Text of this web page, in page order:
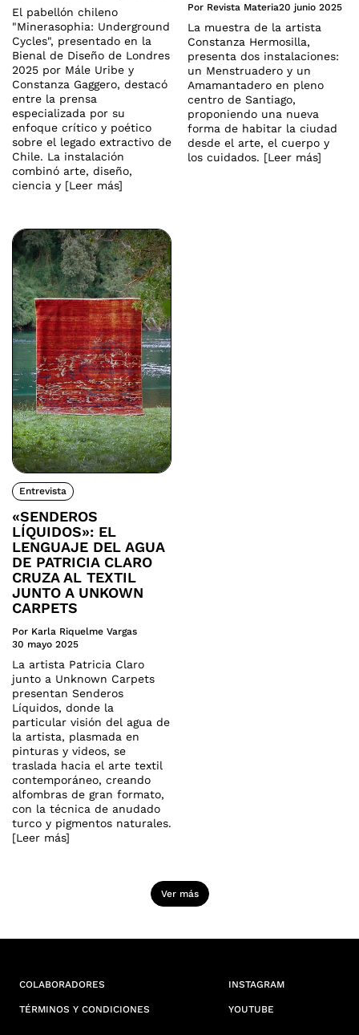
El pabellón chileno
"Minerasophia: Underground
Cycles", presentado en la
Bienal de Diseño de Londres
2025 por Mále Uribe y
Constanza Gaggero, destacó
entre la prensa
especializada por su
enfoque crítico y poético
sobre el legado extractivo de
Chile. La instalación
combinó arte, diseño,
ciencia y [Leer más]
Por Revista Materia20 junio 2025
La muestra de la artista
Constanza Hermosilla,
presenta dos instalaciones:
un Menstruadero y un
Amamantadero en pleno
centro de Santiago,
proponiendo una nueva
forma de habitar la ciudad
desde el arte, el cuerpo y
los cuidados. [Leer más]
Entrevista
«SENDEROS
LÍQUIDOS»: EL
LENGUAJE DEL AGUA
DE PATRICIA CLARO
CRUZA AL TEXTIL
JUNTO A UNKOWN
CARPETS
Por Karla Riquelme Vargas
30 mayo 2025
La artista Patricia Claro
junto a Unknown Carpets
presentan Senderos
Líquidos, donde la
particular visión del agua de
la artista, plasmada en
pinturas y videos, se
traslada hacia el arte textil
contemporáneo, creando
alfombras de gran formato,
con la técnica de anudado
turco y pigmentos naturales.
[Leer más]
Ver más
COLABORADORES
TÉRMINOS Y CONDICIONES
INSTAGRAM
YOUTUBE